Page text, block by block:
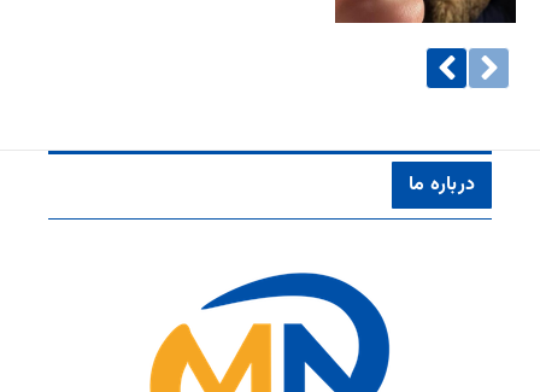
درباره ما